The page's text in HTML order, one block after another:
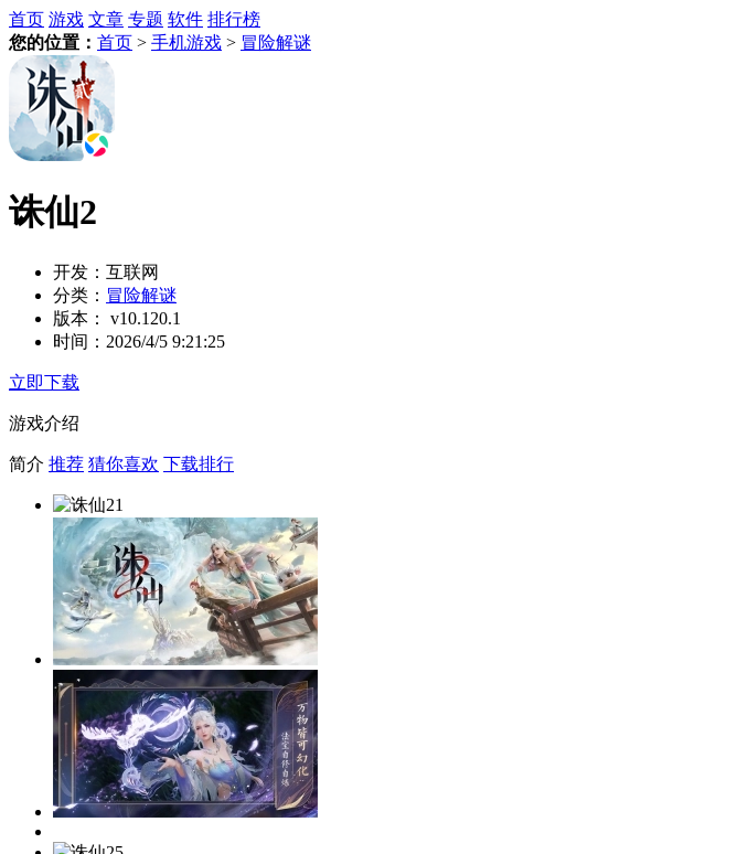
首页 游戏 文章 专题 软件 排行榜
您的位置： 首页 > 手机游戏 > 冒险解谜
诛仙2
开发： 互联网
分类： 冒险解谜
版本：
v10.120.1
时间： 2026/4/5 9:21:25
立即下载
游戏介绍
简介 推荐 猜你喜欢 下载排行